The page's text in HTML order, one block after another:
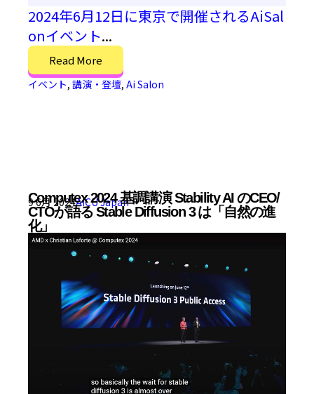
2024年6月12日に東京で開催されるAiSal
onイベント...
Read More
イベント, 講演・登壇, Ai Salon
Computex 2024 基調講演 Stability AI のCEO/
CTOが語る Stable Diffusion 3 は「自然の進
化」
9 6月 2024AICU Japan